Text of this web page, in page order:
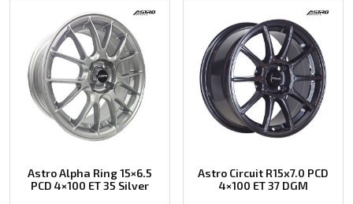
Astro Alpha Ring 15×6.5
PCD 4×100 ET 35 Silver
Astro Circuit R15x7.0 PCD
4×100 ET 37 DGM